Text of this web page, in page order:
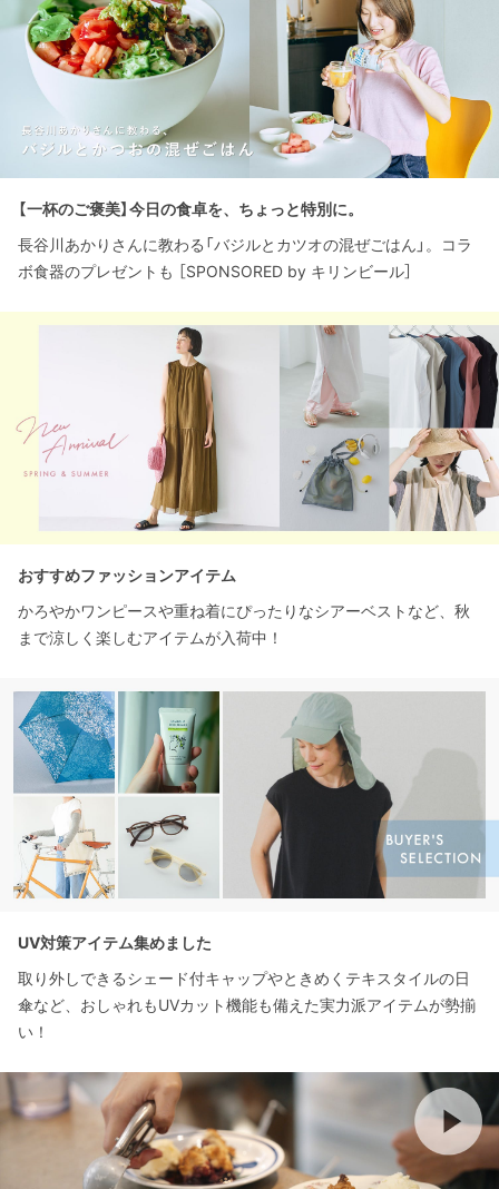
【一杯のご褒美】今日の食卓を、ちょっと特別に。
長谷川あかりさんに教わる「バジルとカツオの混ぜごはん」。コラ
ボ食器のプレゼントも ［SPONSORED by キリンビール］
おすすめファッションアイテム
かろやかワンピースや重ね着にぴったりなシアーベストなど、秋
まで涼しく楽しむアイテムが入荷中！
UV対策アイテム集めました
取り外しできるシェード付キャップやときめくテキスタイルの日
傘など、おしゃれもUVカット機能も備えた実力派アイテムが勢揃
い！